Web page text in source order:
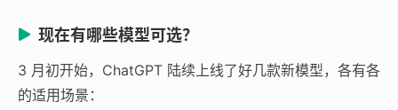
现在有哪些模型可选？
3 月初开始，ChatGPT 陆续上线了好几款新模型，各有各
的适用场景：